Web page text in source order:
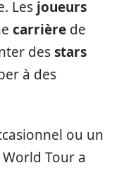
Les joueurs
carrière de
desstars
à des
ou un
World Tour a